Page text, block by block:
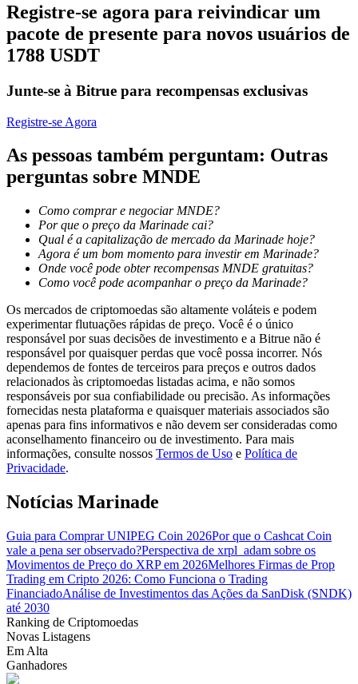
Desfrute da partilha de lucros e comissões de copy trading
Informação
Guia
Guia para iniciantes em futuros
Estratégias de negociação
Aprenda como se manter lucrativo
Registre-se agora para reivindicar um
pacote de presente para novos usuários de
1788 USDT
Junte-se à Bitrue para recompensas exclusivas
Registre-se Agora
As pessoas também perguntam: Outras
perguntas sobre MNDE
Como comprar e negociar MNDE?
Por que o preço da Marinade cai?
Qual é a capitalização de mercado da Marinade hoje?
Agora é um bom momento para investir em Marinade?
Onde você pode obter recompensas MNDE gratuitas?
Como você pode acompanhar o preço da Marinade?
Os mercados de criptomoedas são altamente voláteis e podem
experimentar flutuações rápidas de preço. Você é o único
responsável por suas decisões de investimento e a Bitrue não é
responsável por quaisquer perdas que você possa incorrer. Nós
dependemos de fontes de terceiros para preços e outros dados
relacionados às criptomoedas listadas acima, e não somos
responsáveis por sua confiabilidade ou precisão. As informações
fornecidas nesta plataforma e quaisquer materiais associados são
apenas para fins informativos e não devem ser consideradas como
aconselhamento financeiro ou de investimento. Para mais
informações, consulte nossos Termos de Uso e Política de
Privacidade.
Notícias Marinade
Guia para Comprar UNIPEG Coin 2026Por que o Cashcat Coin
vale a pena ser observado?Perspectiva de xrpl_adam sobre os
Movimentos de Preço do XRP em 2026Melhores Firmas de Prop
Trading em Cripto 2026: Como Funciona o Trading
FinanciadoAnálise de Investimentos das Ações da SanDisk (SNDK)
até 2030
Ranking de Criptomoedas
Novas Listagens
Em Alta
Ganhadores